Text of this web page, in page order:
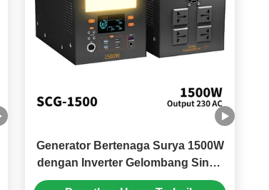
Generator Bertenaga Surya 1500W
dengan Inverter Gelombang Sinus
Murni dan Baterai LiFePO4 22V